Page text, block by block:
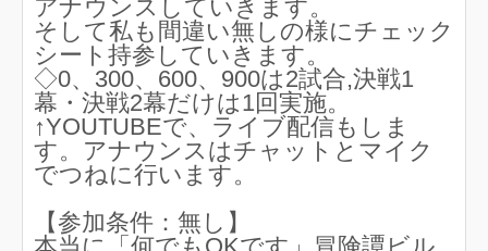
アナウンスしていきます。
そして私も間違い無しの様にチェック
シート持参していきます。
◇0、300、600、900は2試合,決戦1
幕・決戦2幕だけは1回実施。
↑YOUTUBEで、ライブ配信もしま
す。アナウンスはチャットとマイク
でつねに行います。
【参加条件：無し】